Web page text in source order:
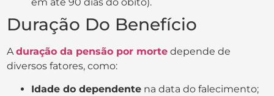
Duração Do Benefício
Aduração da pensão por morte depende de
diversos fatores, como:
Idade do dependente na data do falecimento;